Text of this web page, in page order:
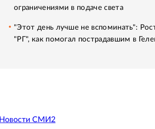
ограничениями в подаче света
"Этот день лучше не вспоминать":
"РГ", как помогал пострадавшим в
Новости СМИ2